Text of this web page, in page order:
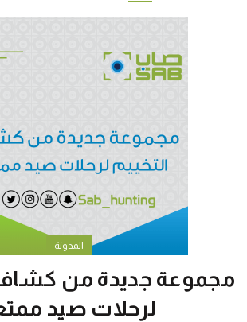
المدونة
مجموعة جديدة من
لرحلات صيد